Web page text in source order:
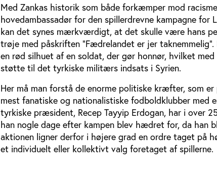
Med Zankas historik som både forkæmper mod
hovedambassadør for den spillerdrevne kampagne for
kan det synes mærkværdigt, at det skulle være hans
trøje med påskriften ”Fædrelandet er jer
en rød silhuet af en soldat, der gør honnør, hvilket
støtte til det tyrkiske militærs indsats i Syrien.
Her må man forstå de enorme politiske kræfter, som
mest fanatiske og nationalistiske fodboldklubber med
tyrkiske præsident, Recep Tayyip Erdogan, har i over
han nogle dage efter kampen blev hædret for, da han
aktionen ligner derfor i højere grad en ordre taget på
et individuelt eller kollektivt valg foretaget af spillerne.